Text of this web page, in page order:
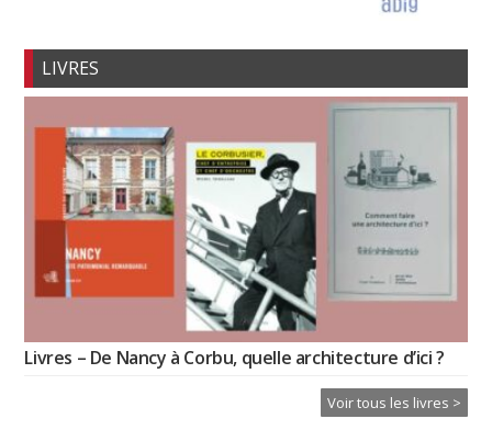
LIVRES
Livres – De Nancy à Corbu, quelle architecture d’ici ?
Voir tous les livres >